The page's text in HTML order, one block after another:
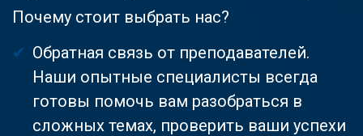
Почему стоит выбрать нас?
Обратная связь от преподавателей.
Наши опытные специалисты всегда
готовы помочь вам разобраться в
сложных темах, проверить ваши успехи